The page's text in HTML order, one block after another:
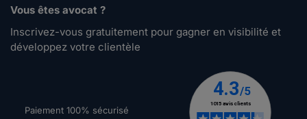
Vous êtes avocat ?
Inscrivez-vous gratuitement pour gagner en visibilité et
développez votre clientèle
Paiement 100% sécurisé